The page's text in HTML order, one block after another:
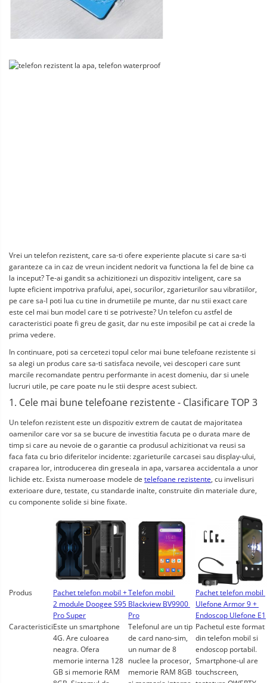
Vrei un telefon rezistent, care sa-ti ofere experiente placute si care sa-ti
garanteze ca in caz de vreun incident nedorit va functiona la fel de bine ca
la inceput? Te-ai gandit sa achizitionezi un dispozitiv inteligent, care sa
lupte eficient impotriva prafului, apei, socurilor, zgarieturilor sau vibratiilor,
pe care sa-l poti lua cu tine in drumetiile pe munte, dar nu stii exact care
este cel mai bun model care ti se potriveste? Un telefon cu astfel de
caracteristici poate fi greu de gasit, dar nu este imposibil pe cat ai crede la
prima vedere.
In continuare, poti sa cercetezi topul celor mai bune telefoane rezistente si
sa alegi un produs care sa-ti satisfaca nevoile, vei descoperi care sunt
marcile recomandate pentru performante in acest domeniu, dar si unele
lucruri utile, pe care poate nu le stii despre acest subiect.
1. Cele mai bune telefoane rezistente - Clasificare TOP 3
Un telefon rezistent este un dispozitiv extrem de cautat de majoritatea
oamenilor care vor sa se bucure de investitia facuta pe o durata mare de
timp si care au nevoie de o garantie ca produsul achizitionat va reusi sa
faca fata cu brio diferitelor incidente: zgarieturile carcasei sau display-ului,
craparea lor, introducerea din greseala in apa, varsarea accidentala a unor
lichide etc. Exista numeroase modele de telefoane rezistente, cu invelisuri
exterioare dure, testate, cu standarde inalte, construite din materiale dure,
cu componente solide si bine fixate.
Produs
Pachet telefon mobil +
2 module Doogee S95
Pro Super
Telefon mobil
Blackview BV9900
Pro
Pachet telefon mobil
Ulefone Armor 9 +
Endoscop Ulefone E1
CaracteristiciEste un smartphone
4G. Are culoarea
neagra. Ofera
memorie interna 128
GB si memorie RAM
Telefonul are un tip
de card nano-sim,
un numar de 8
nuclee la procesor,
memorie RAM 8GB
Pachetul este format
din telefon mobil si
endoscop portabil.
Smartphone-ul are
touchscreen,